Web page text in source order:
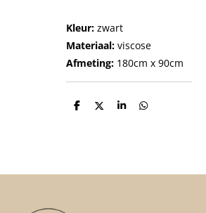
Kleur: zwart
Materiaal: viscose
Afmeting: 180cm x 90cm
D
D
S
D